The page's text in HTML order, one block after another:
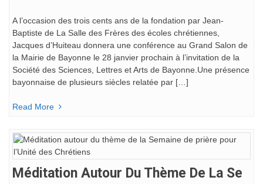
A l’occasion des trois cents ans de la fondation par Jean-
Baptiste de La Salle des Frères des écoles chrétiennes,
Jacques d’Huiteau donnera une conférence au Grand Salon de
la Mairie de Bayonne le 28 janvier prochain à l’invitation de la
Société des Sciences, Lettres et Arts de Bayonne.Une présence
bayonnaise de plusieurs siècles relatée par […]
Read More
Méditation Autour Du Thème De La Se